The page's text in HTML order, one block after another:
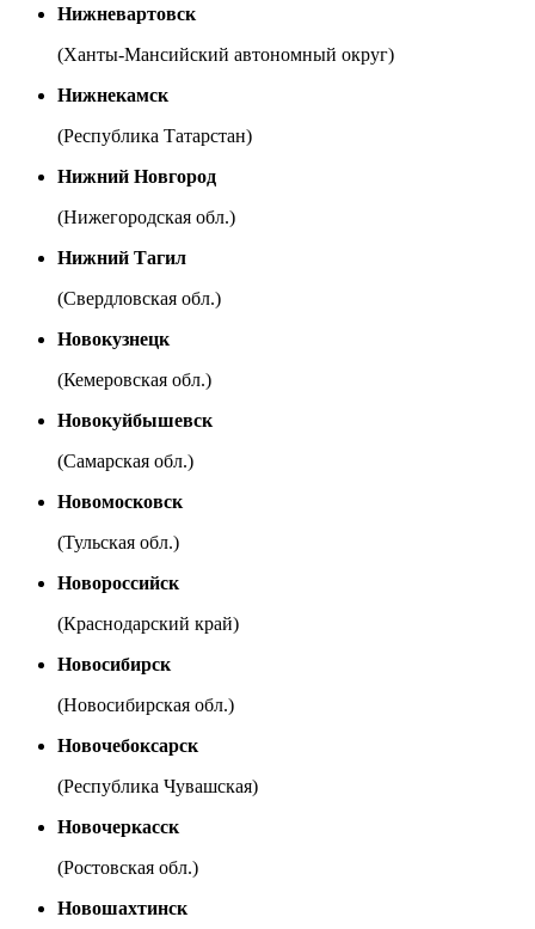
Нижневартовск
(Ханты-Мансийский автономный округ)
Нижнекамск
(Республика Татарстан)
Нижний Новгород
(Нижегородская обл.)
Нижний Тагил
(Свердловская обл.)
Новокузнецк
(Кемеровская обл.)
Новокуйбышевск
(Самарская обл.)
Новомосковск
(Тульская обл.)
Новороссийск
(Краснодарский край)
Новосибирск
(Новосибирская обл.)
Новочебоксарск
(Республика Чувашская)
Новочеркасск
(Ростовская обл.)
Новошахтинск